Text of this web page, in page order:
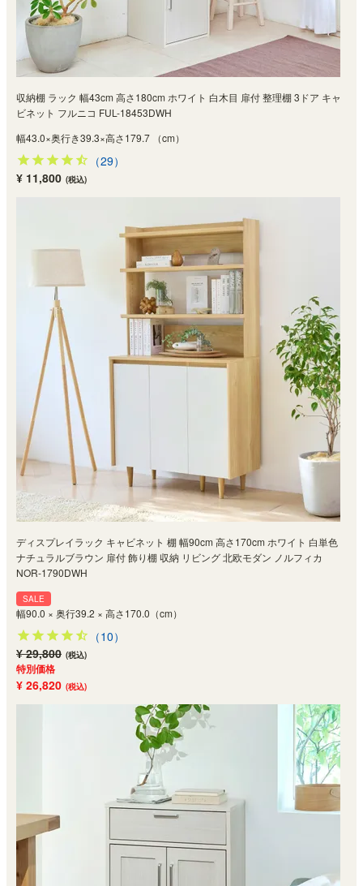
収納棚 ラック 幅43cm 高さ180cm ホワイト 白木目 扉付 整理棚 3ドア キャ
ビネット フルニコ FUL-18453DWH
幅43.0×奥行き39.3×高さ179.7 （cm）
（29）
¥ 11,800 (税込)
ディスプレイラック キャビネット 棚 幅90cm 高さ170cm ホワイト 白単色
ナチュラルブラウン 扉付 飾り棚 収納 リビング 北欧モダン ノルフィカ
NOR-1790DWH
SALE
幅90.0 × 奥行39.2 × 高さ170.0（cm）
（10）
¥ 29,800 (税込)
特別価格
¥ 26,820 (税込)